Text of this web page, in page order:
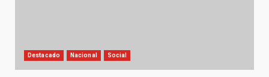
Destacado Nacional Social